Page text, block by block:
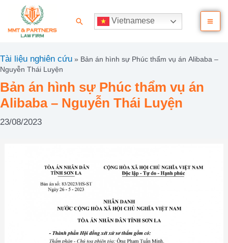
nội
Tìm
Vietnamese
Tài liệu nghiên cứu » Bản án hình sự Phúc thẩm vụ án Alibaba –
Nguyễn Thái Luyện
Bản án hình sự Phúc thẩm vụ án
Alibaba – Nguyễn Thái Luyện
23/08/2023